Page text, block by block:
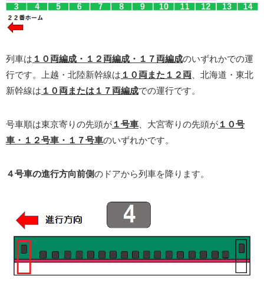
列車は １０両編成・１２両編成・１７両編成のいずれかでの運
行です。上越・北陸新幹線は １０両また１２両 、北海道・東北
新幹線は １０両または１７両編成での運行です。
号車順は東京寄りの先頭が １号車 、大宮寄りの先頭が １０号
車・１２号車・１７号車のいずれかです。
４号車の進行方向前側のドアから列車を降ります。